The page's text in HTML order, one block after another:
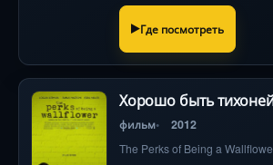
Где посмотреть
Хорошо быть
фильм 2012
The Perks of Being a